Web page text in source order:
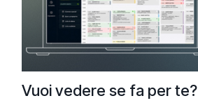
Vuoi vedere se fa per te?